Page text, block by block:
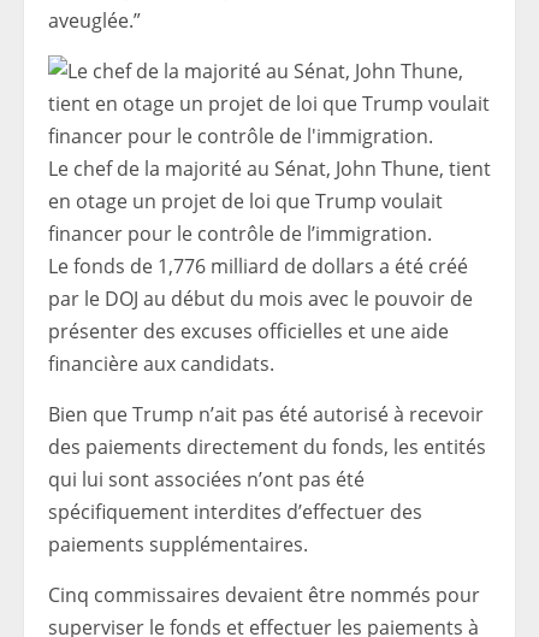
aveuglée.”
Le chef de la majorité au Sénat, John Thune, tient
en otage un projet de loi que Trump voulait
financer pour le contrôle de l’immigration.
Le fonds de 1,776 milliard de dollars a été créé
par le DOJ au début du mois avec le pouvoir de
présenter des excuses officielles et une aide
financière aux candidats.
Bien que Trump n’ait pas été autorisé à recevoir
des paiements directement du fonds, les entités
qui lui sont associées n’ont pas été
spécifiquement interdites d’effectuer des
paiements supplémentaires.
Cinq commissaires devaient être nommés pour
superviser le fonds et effectuer les paiements à